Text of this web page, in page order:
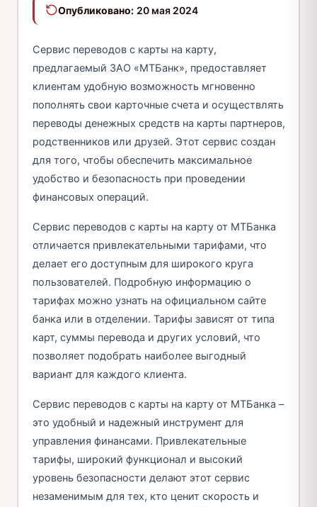
Опубликовано: 20 мая 2024
Сервис переводов с карты на карту,
предлагаемый ЗАО «МТБанк», предоставляет
клиентам удобную возможность мгновенно
пополнять свои карточные счета и осуществлять
переводы денежных средств на карты партнеров,
родственников или друзей. Этот сервис создан
для того, чтобы обеспечить максимальное
удобство и безопасность при проведении
финансовых операций.
Сервис переводов с карты на карту от МТБанка
отличается привлекательными тарифами, что
делает его доступным для широкого круга
пользователей. Подробную информацию о
тарифах можно узнать на официальном сайте
банка или в отделении. Тарифы зависят от типа
карт, суммы перевода и других условий, что
позволяет подобрать наиболее выгодный
вариант для каждого клиента.
Сервис переводов с карты на карту от МТБанка –
это удобный и надежный инструмент для
управления финансами. Привлекательные
тарифы, широкий функционал и высокий
уровень безопасности делают этот сервис
незаменимым для тех, кто ценит скорость и